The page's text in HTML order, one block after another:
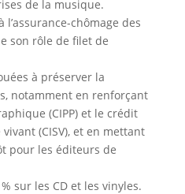
de la musique.
chômage des
son rôle de filet de
à préserver la
notamment en renforçant
(CIPP) et le crédit
(CISV), et en mettant
pour les éditeurs de
sur les CD et les vinyles.